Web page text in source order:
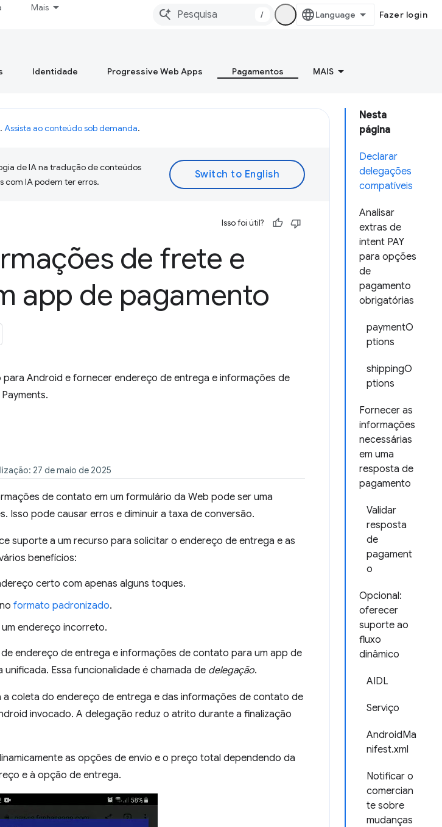
Mais
/ Fazer login
Identidade Progressive Web Apps Pagamentos MAIS
Nesta
página
Declarar
delegações
compatíveis
Analisar
extras de
intent PAY
para opções
de
pagamento
obrigatórias
paymentO
ptions
shippingO
ptions
Fornecer as
informações
necessárias
em uma
resposta de
pagamento
Validar
resposta
de
pagament
o
Opcional:
oferecer
suporte ao
fluxo
dinâmico
AIDL
Serviço
AndroidMa
nifest.xml
Notificar o
comercian
te sobre
mudanças
Assista ao conteúdo sob demanda.
de IA na tradução de conteúdos
com IA podem ter erros.
Isso foi útil?
de frete e
app de pagamento
Android e fornecer endereço de entrega e informações de
27 de maio de 2025
de contato em um formulário da Web pode ser uma
Isso pode causar erros e diminuir a taxa de conversão.
suporte a um recurso para solicitar o endereço de entrega e as
benefícios:
certo com apenas alguns toques.
formato padronizado.
endereço incorreto.
endereço de entrega e informações de contato para um app de
Essa funcionalidade é chamada de delegação.
a coleta do endereço de entrega e das informações de contato de
invocado. A delegação reduz o atrito durante a finalização
as opções de envio e o preço total dependendo da
e à opção de entrega.